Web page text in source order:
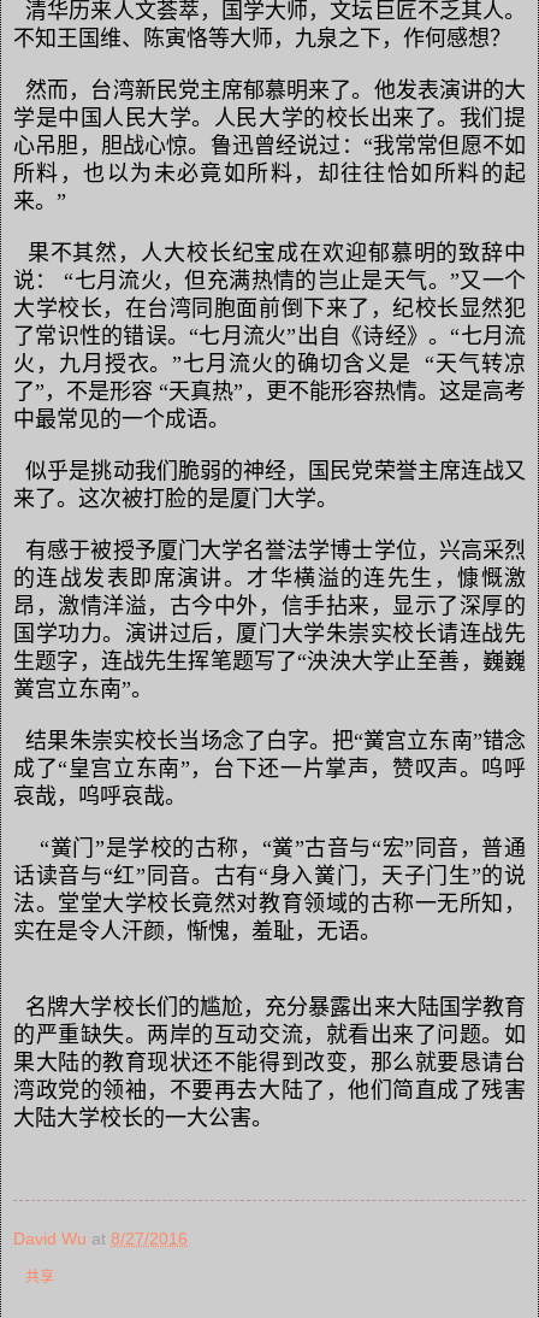
清华历来人文荟萃，国学大师，文坛巨匠不乏其人。
不知王国维、陈寅恪等大师，九泉之下，作何感想？
然而，台湾新民党主席郁慕明来了。他发表演讲的大
学是中国人民大学。人民大学的校长出来了。我们提
心吊胆，胆战心惊。鲁迅曾经说过：“我常常但愿不如
所料，也以为未必竟如所料，却往往恰如所料的起
来。”
果不其然，人大校长纪宝成在欢迎郁慕明的致辞中
说：
“七月流火，但充满热情的岂止是天气。”又一个
大学校长，在台湾同胞面前倒下来了，纪校长显然犯
了常识性的错误。“七月流火”出自《诗经》。“七月流
火，九月授衣。”七月流火的确切含义是
“天气转凉
了”，不是形容 “天真热”，更不能形容热情。这是高考
中最常见的一个成语。
似乎是挑动我们脆弱的神经，国民党荣誉主席连战又
来了。这次被打脸的是厦门大学。
有感于被授予厦门大学名誉法学博士学位，兴高采烈
的连战发表即席演讲。才华横溢的连先生，慷慨激
昂，激情洋溢，古今中外，信手拈来，显示了深厚的
国学功力。演讲过后，厦门大学朱崇实校长请连战先
生题字，连战先生挥笔题写了“泱泱大学止至善，巍巍
黉宫立东南”。
结果朱崇实校长当场念了白字。把“黉宫立东南”错念
成了“皇宫立东南”，台下还一片掌声，赞叹声。呜呼
哀哉，呜呼哀哉。
“黉门”是学校的古称，“黉”古音与“宏”同音，普通
话读音与“红”同音。古有“身入黉门，天子门生”的说
法。堂堂大学校长竟然对教育领域的古称一无所知，
实在是令人汗颜，惭愧，羞耻，无语。
名牌大学校长们的尴尬，充分暴露出来大陆国学教育
的严重缺失。两岸的互动交流，就看出来了问题。如
果大陆的教育现状还不能得到改变，那么就要恳请台
湾政党的领袖，不要再去大陆了，他们简直成了残害
大陆大学校长的一大公害。
David Wu at 8/27/2016
共享